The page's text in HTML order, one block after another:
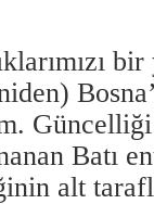
bir
Batı
alt